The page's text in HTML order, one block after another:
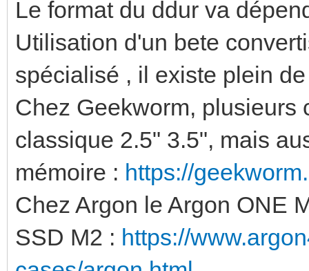
Le format du ddur va
Utilisation d'un bete
spécialisé , il existe plein
Chez Geekworm, plusieurs
classique 2.5" 3.5", mais
mémoire : https://
Chez Argon le Argon ONE
SSD M2 : https://